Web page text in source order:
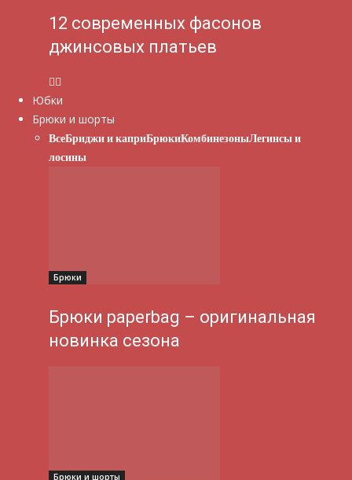
12 современных фасонов
джинсовых платьев
Юбки
Брюки и шорты
ВсеБриджи и каприБрюкиКомбинезоныЛегинсы и
лосины
Брюки
Брюки paperbag – оригинальная
новинка сезона
Брюки и шорты